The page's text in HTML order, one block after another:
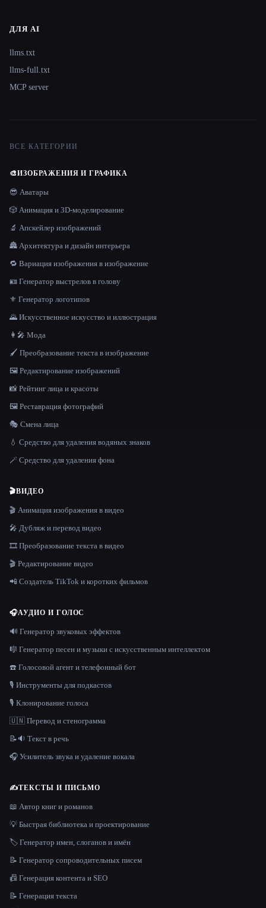
ДЛЯ AI
llms.txt
llms-full.txt
MCP server
ВСЕ КАТЕГОРИИ
🎨ИЗОБРАЖЕНИЯ И ГРАФИКА
😎 Аватары
🎲 Анимация и 3D-моделирование
🔬 Апскейлер изображений
🏯 Архитектура и дизайн интерьера
🔁 Вариация изображения в изображение
🪪 Генератор выстрелов в голову
⚜️ Генератор логотипов
🌄 Искусственное искусство и иллюстрация
👩‍🎤 Мода
🖌️ Преобразование текста в изображение
🖼️ Редактирование изображений
📸 Рейтинг лица и красоты
🖼️ Реставрация фотографий
🎭 Смена лица
💧 Средство для удаления водяных знаков
🪄 Средство для удаления фона
🎬ВИДЕО
🎬 Анимация изображения в видео
🎤 Дубляж и перевод видео
🎞️ Преобразование текста в видео
🎬 Редактирование видео
📲 Создатель TikTok и коротких фильмов
🎧АУДИО И ГОЛОС
🔊 Генератор звуковых эффектов
🎼 Генератор песен и музыки с искусственным интеллектом
☎️ Голосовой агент и телефонный бот
🎙️ Инструменты для подкастов
🎙️ Клонирование голоса
🇺🇳 Перевод и стенограмма
📝🔉 Текст в речь
🎧 Усилитель звука и удаление вокала
✍️ТЕКСТЫ И ПИСЬМО
📖 Автор книг и романов
💡 Быстрая библиотека и проектирование
🏷️ Генератор имен, слоганов и имён
📝 Генератор сопроводительных писем
📠 Генерация контента и SEO
📝 Генерация текста